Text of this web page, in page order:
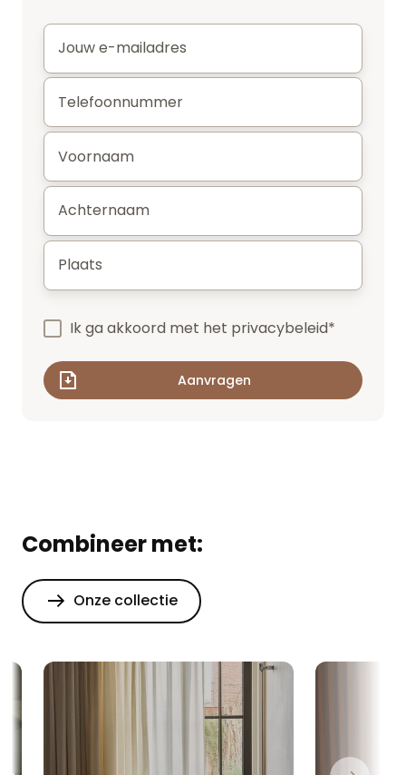
E-
mail*
Telefoonnummer
Voornaam
Achternaam
Plaats
Ik ga akkoord met het privacybeleid*
Combineer met:
Onze collectie